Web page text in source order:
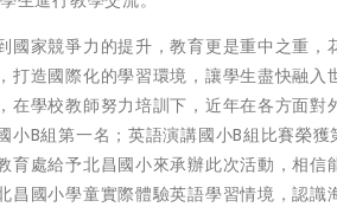
國家競爭力的提升，教育更是重中之重
打造國際化的學習環境，讓學生盡快融
在學校教師努力培訓下，近年在各方面
小B組第一名；英語演講國小B組比賽榮
育處給予北昌國小來承辦此次活動，相
昌國小學童實際體驗英語學習情境，認識